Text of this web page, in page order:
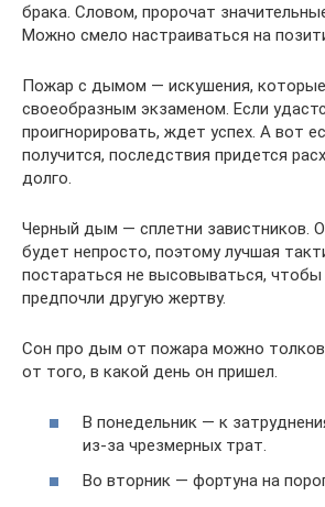
брака. Словом, пророчат
Можно смело настраиваться на
Пожар с дымом — искушения,
своеобразным экзаменом. Если
проигнорировать, ждет успех. А вот
получится, последствия придется
долго.
Черный дым — сплетни завистников.
будет непросто, поэтому лучшая
постараться не высовываться,
предпочли другую жертву.
Сон про дым от пожара можно
от того, в какой день он пришел.
В понедельник — к
из-за чрезмерных трат.
Во вторник — фортуна на